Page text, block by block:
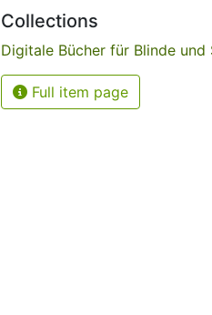
Collections
Digitale Bücher für Blinde und
Full item page